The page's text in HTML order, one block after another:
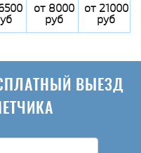
от 8000
руб
от 21000
руб
ВЫЕЗД